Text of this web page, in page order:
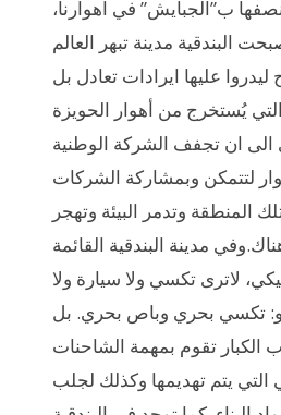
ب”الجبايش” في اهوارنا،
البندقية مدينة تبهر العالم
عليها ايرادات تعادل بل
يُستخرج من أهوار الحويزة
الى ان تجفف الشركة الوطنية
لتتمكن وبمشاركة الشركات
المنطقة وتدمر البيئة وتهجر
مدينة البندقية القائمة
لاترى تكسي ولا سيارة ولا
تكسي بحري وباص بحري. بل
تقوم بمهمة الشاحنات
التي يتم تهديمها وكذلك لجلب